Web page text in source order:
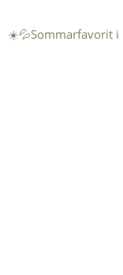
☀️💦Sommarfavorit i